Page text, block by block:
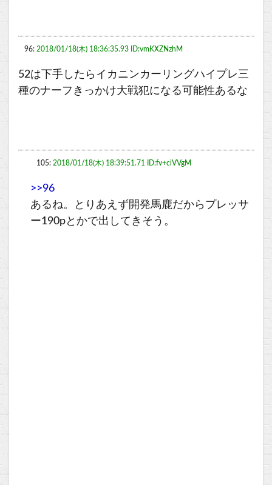
96: 2018/01/18(木) 18:36:35.93 ID:vmKXZNzhM
52は下手したらイカニンカーリングハイプレ三
種のナーフきっかけ大戦犯になる可能性あるな
105: 2018/01/18(木) 18:39:51.71 ID:fv+ciVVgM
>>96
あるね。とりあえず開発馬鹿だからプレッサ
ー190pとかで出してきそう。